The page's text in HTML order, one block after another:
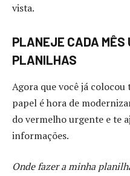
vista.
PLANEJE CADA MÊS
PLANILHAS
Agora que você já colocou
papel é hora de
do vermelho urgente e te
informações.
Onde fazer a minha